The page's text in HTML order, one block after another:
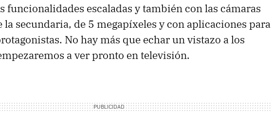
funcionalidades escaladas y también con las cámaras
la secundaria, de 5 megapíxeles y con aplicaciones para
No hay más que echar un vistazo a los
a ver pronto en televisión.